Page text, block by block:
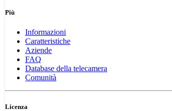
Più
Informazioni
Caratteristiche
Aziende
FAQ
Database della telecamera
Comunità
Licenza